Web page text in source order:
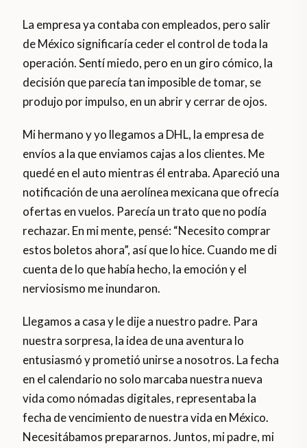
La empresa ya contaba con empleados, pero salir
de México significaría ceder el control de toda la
operación. Sentí miedo, pero en un giro cómico, la
decisión que parecía tan imposible de tomar, se
produjo por impulso, en un abrir y cerrar de ojos.
Mi hermano y yo llegamos a DHL, la empresa de
envíos a la que enviamos cajas a los clientes. Me
quedé en el auto mientras él entraba. Apareció una
notificación de una aerolínea mexicana que ofrecía
ofertas en vuelos. Parecía un trato que no podía
rechazar. En mi mente, pensé: “Necesito comprar
estos boletos ahora”, así que lo hice. Cuando me di
cuenta de lo que había hecho, la emoción y el
nerviosismo me inundaron.
Llegamos a casa y le dije a nuestro padre. Para
nuestra sorpresa, la idea de una aventura lo
entusiasmó y prometió unirse a nosotros. La fecha
en el calendario no solo marcaba nuestra nueva
vida como nómadas digitales, representaba la
fecha de vencimiento de nuestra vida en México.
Necesitábamos prepararnos. Juntos, mi padre, mi